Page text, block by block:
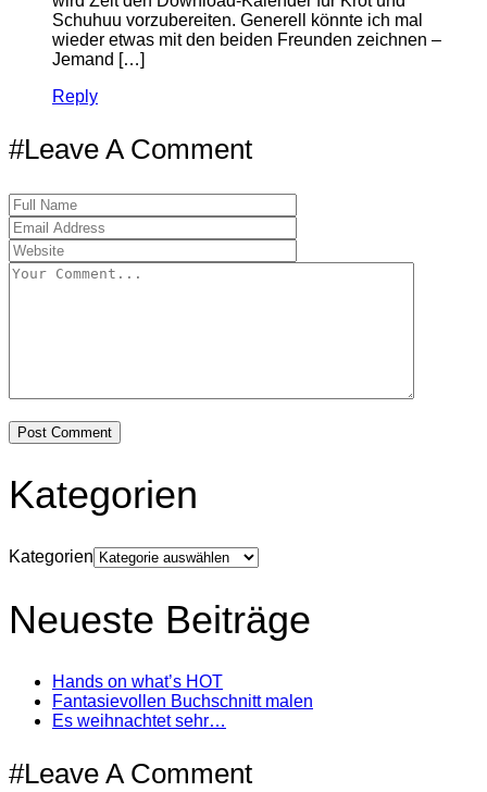
Schuhuu vorzubereiten. Generell könnte ich mal
wieder etwas mit den beiden Freunden zeichnen –
Jemand […]
Reply
#Leave A Comment
Kategorien
Kategorien
Neueste Beiträge
Hands on what’s HOT
Fantasievollen Buchschnitt malen
Es weihnachtet sehr…
#Leave A Comment